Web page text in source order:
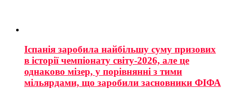
Іспанія заробила найбільшу суму призових
в історії чемпіонату світу-2026, але це
однаково мізер, у порівнянні з тими
мільярдами, що заробили засновники ФІФА